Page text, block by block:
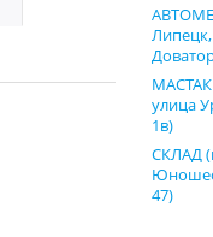
МАСТАК
улица
1в)
СКЛАД
47)